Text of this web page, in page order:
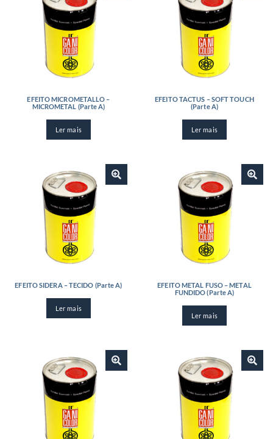
EFEITO MICROMETALLO –
MICROMETAL (Parte A)
Ler mais
EFEITO TACTUS – SOFT TOUCH
(Parte A)
Ler mais
EFEITO SIDERA – TECIDO (Parte A)
Ler mais
EFEITO METAL FUSO – METAL
FUNDIDO (Parte A)
Ler mais